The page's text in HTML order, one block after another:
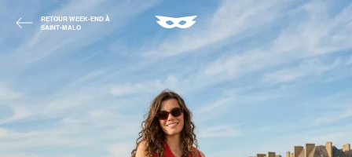
RETOUR WEEK-END À
SAINT-MALO